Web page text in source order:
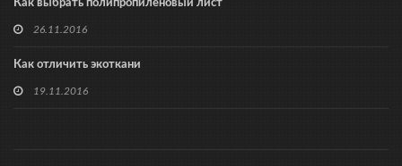
Как выбрать полипропиленовый лист
26.11.2016
Как отличить экоткани
19.11.2016